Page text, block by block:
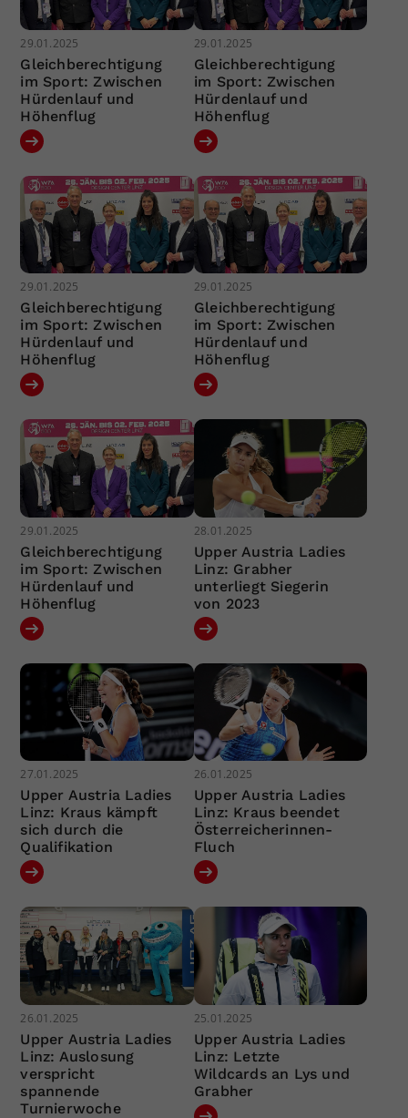
29.01.2025
Gleichberechtigung
im Sport: Zwischen
Hürdenlauf und
Höhenflug
29.01.2025
Gleichberechtigung
im Sport: Zwischen
Hürdenlauf und
Höhenflug
29.01.2025
Gleichberechtigung
im Sport: Zwischen
Hürdenlauf und
Höhenflug
29.01.2025
Gleichberechtigung
im Sport: Zwischen
Hürdenlauf und
Höhenflug
29.01.2025
Gleichberechtigung
im Sport: Zwischen
Hürdenlauf und
Höhenflug
28.01.2025
Upper Austria Ladies
Linz: Grabher
unterliegt Siegerin
von 2023
27.01.2025
Upper Austria Ladies
Linz: Kraus kämpft
sich durch die
Qualifikation
26.01.2025
Upper Austria Ladies
Linz: Kraus beendet
Österreicherinnen-
Fluch
26.01.2025
Upper Austria Ladies
Linz: Auslosung
verspricht
spannende
Turnierwoche
25.01.2025
Upper Austria Ladies
Linz: Letzte
Wildcards an Lys und
Grabher